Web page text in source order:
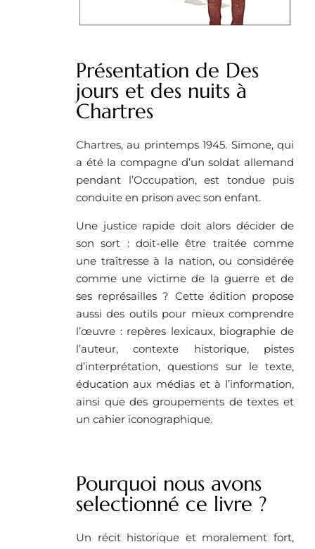
Présentation de Des
jours et des nuits à
Chartres
Chartres, au printemps 1945. Simone, qui
a été la compagne d’un soldat allemand
pendant l’Occupation, est tondue puis
conduite en prison avec son enfant.
Une justice rapide doit alors décider de
son sort : doit-elle être traitée comme
une traîtresse à la nation, ou considérée
comme une victime de la guerre et de
ses représailles ? Cette édition propose
aussi des outils pour mieux comprendre
l’œuvre : repères lexicaux, biographie de
l’auteur, contexte historique, pistes
d’interprétation, questions sur le texte,
éducation aux médias et à l’information,
ainsi que des groupements de textes et
un cahier iconographique.
Pourquoi nous avons
selectionné ce livre ? ​
Un récit historique et moralement fort,